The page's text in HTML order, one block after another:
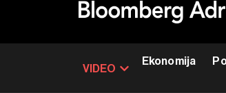
VIDEO
Ekonomija